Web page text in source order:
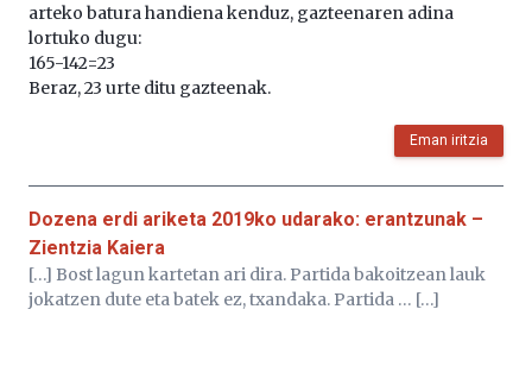
arteko batura handiena kenduz, gazteenaren adina
lortuko dugu:
165-142=23
Beraz, 23 urte ditu gazteenak.
Eman iritzia
Dozena erdi ariketa 2019ko udarako: erantzunak –
Zientzia Kaiera
[…] Bost lagun kartetan ari dira. Partida bakoitzean lauk
jokatzen dute eta batek ez, txandaka. Partida … […]